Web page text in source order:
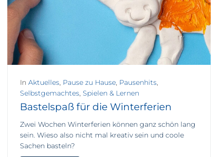
In Aktuelles, Pause zu Hause, Pausenhits,
Selbstgemachtes, Spielen & Lernen
Bastelspaß für die Winterferien
Zwei Wochen Winterferien können ganz schön lang
sein. Wieso also nicht mal kreativ sein und coole
Sachen basteln?